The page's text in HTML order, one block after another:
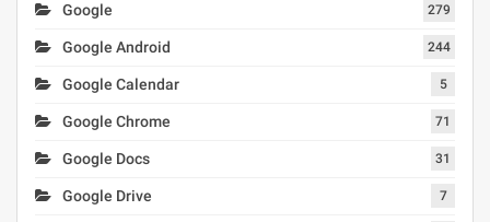
Google 279
Google Android 244
Google Calendar 5
Google Chrome 71
Google Docs 31
Google Drive 7